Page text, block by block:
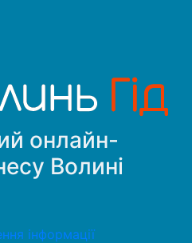
онлайн-
Волині
інформації